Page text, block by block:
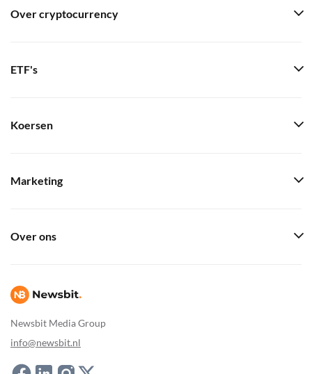
Newsbit Media Group
info@newsbit.nl
Over cryptocurrency
ETF's
Koersen
Marketing
Over ons